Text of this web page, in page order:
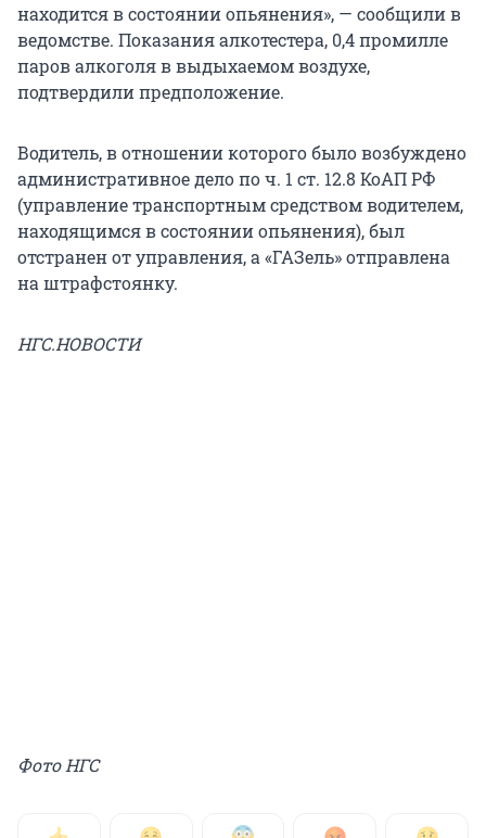
находится в состоянии опьянения», — сообщили в
ведомстве. Показания алкотестера, 0,4 промилле
паров алкоголя в выдыхаемом воздухе,
подтвердили предположение.
Водитель, в отношении которого было возбуждено
административное дело по ч. 1 ст. 12.8 КоАП РФ
(управление транспортным средством водителем,
находящимся в состоянии опьянения), был
отстранен от управления, а «ГАЗель» отправлена
на штрафстоянку.
НГС.НОВОСТИ
Фото НГС